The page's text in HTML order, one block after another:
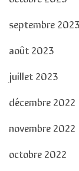
septembre 2023
août 2023
juillet 2023
décembre 2022
novembre 2022
octobre 2022